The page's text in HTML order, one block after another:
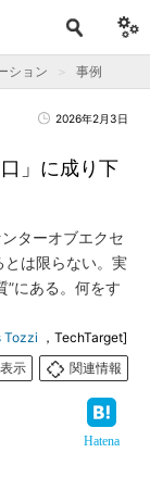
ション 事例
2026年2月3日
」に成り下
ターオブエクセ
とは限らない。実
”にある。何をす
Tozzi
，TechTarget]
示
関連情報
Hatena